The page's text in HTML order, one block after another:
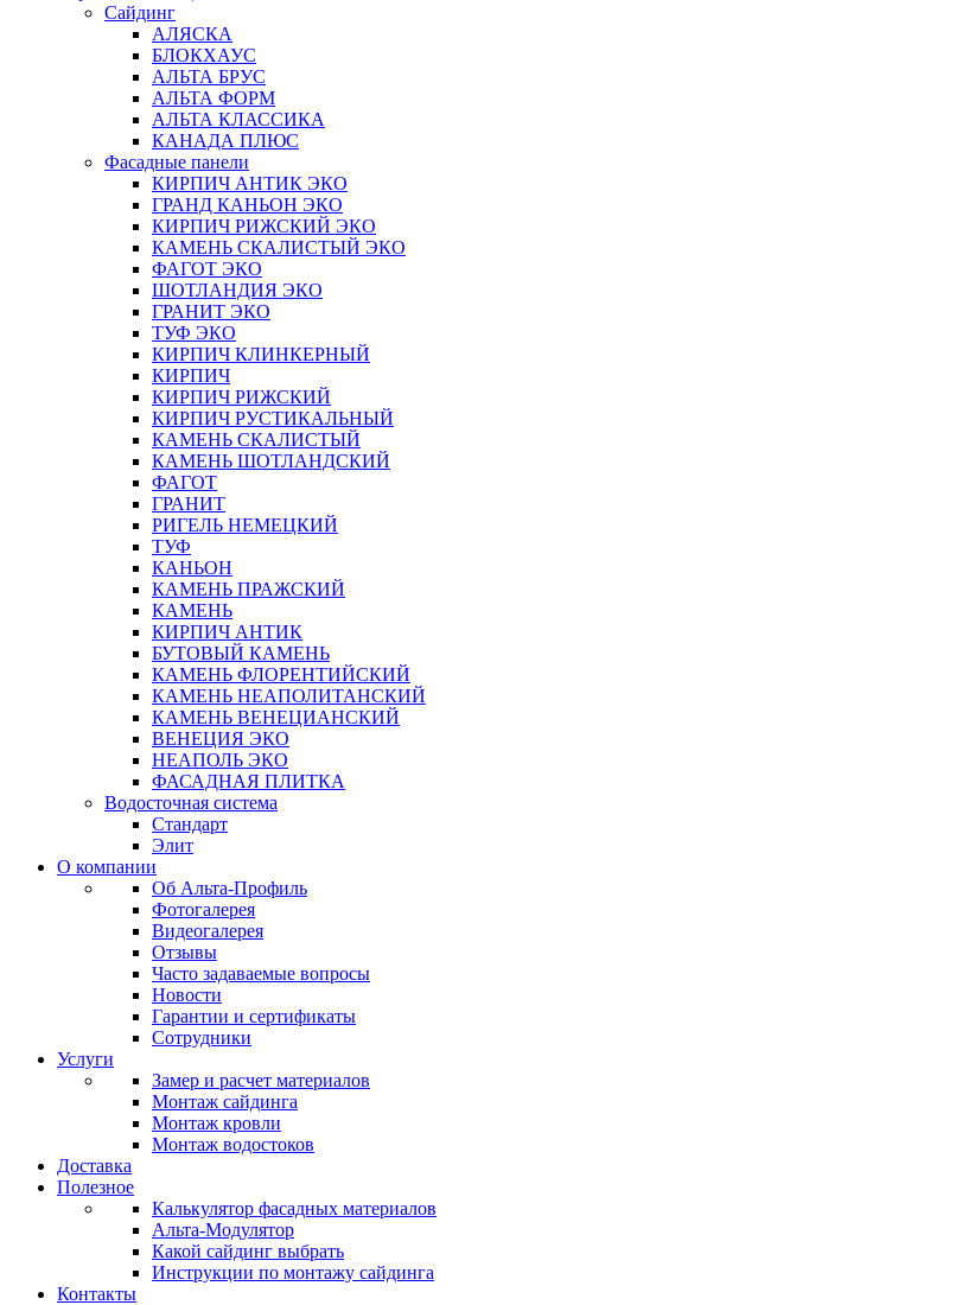
Сайдинг
АЛЯСКА
БЛОКХАУС
АЛЬТА БРУС
АЛЬТА ФОРМ
АЛЬТА КЛАССИКА
КАНАДА ПЛЮС
Фасадные панели
КИРПИЧ АНТИК ЭКО
ГРАНД КАНЬОН ЭКО
КИРПИЧ РИЖСКИЙ ЭКО
КАМЕНЬ СКАЛИСТЫЙ ЭКО
ФАГОТ ЭКО
ШОТЛАНДИЯ ЭКО
ГРАНИТ ЭКО
ТУФ ЭКО
КИРПИЧ КЛИНКЕРНЫЙ
КИРПИЧ
КИРПИЧ РИЖСКИЙ
КИРПИЧ РУСТИКАЛЬНЫЙ
КАМЕНЬ СКАЛИСТЫЙ
КАМЕНЬ ШОТЛАНДСКИЙ
ФАГОТ
ГРАНИТ
РИГЕЛЬ НЕМЕЦКИЙ
ТУФ
КАНЬОН
КАМЕНЬ ПРАЖСКИЙ
КАМЕНЬ
КИРПИЧ АНТИК
БУТОВЫЙ КАМЕНЬ
КАМЕНЬ ФЛОРЕНТИЙСКИЙ
КАМЕНЬ НЕАПОЛИТАНСКИЙ
КАМЕНЬ ВЕНЕЦИАНСКИЙ
ВЕНЕЦИЯ ЭКО
НЕАПОЛЬ ЭКО
ФАСАДНАЯ ПЛИТКА
Водосточная система
Стандарт
Элит
О компании
Об Альта-Профиль
Фотогалерея
Видеогалерея
Отзывы
Часто задаваемые вопросы
Новости
Гарантии и сертификаты
Сотрудники
Услуги
Замер и расчет материалов
Монтаж сайдинга
Монтаж кровли
Монтаж водостоков
Доставка
Полезное
Калькулятор фасадных материалов
Альта-Модулятор
Какой сайдинг выбрать
Инструкции по монтажу сайдинга
Контакты